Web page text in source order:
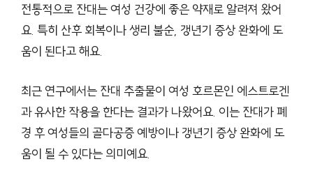
전통적으로 잔대는 여성 건강에 좋은 약재로 알려져 왔어
요. 특히 산후 회복이나 생리 불순, 갱년기 증상 완화에 도
움이 된다고 해요.
최근 연구에서는 잔대 추출물이 여성 호르몬인 에스트로겐
과 유사한 작용을 한다는 결과가 나왔어요. 이는 잔대가 폐
경 후 여성들의 골다공증 예방이나 갱년기 증상 완화에 도
움이 될 수 있다는 의미예요.